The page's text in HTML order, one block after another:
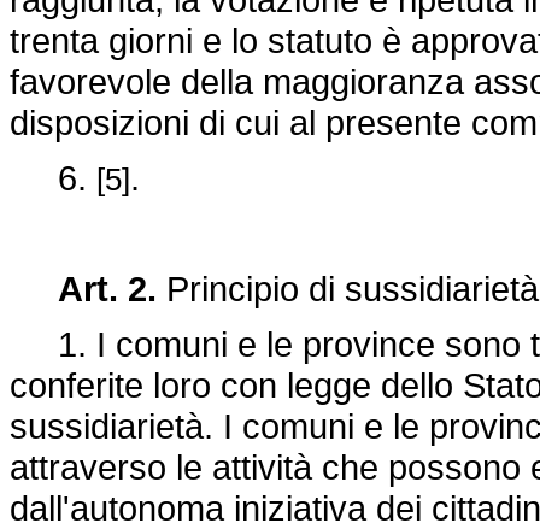
trenta giorni e lo statuto è
favorevole della maggioranza
disposizioni di cui al presente
6. [5].
Art. 2. Principio di
1. I comuni e le province sono
conferite loro con legge dello
sussidiarietà. I comuni e le
attraverso le attività che
dall'autonoma iniziativa dei